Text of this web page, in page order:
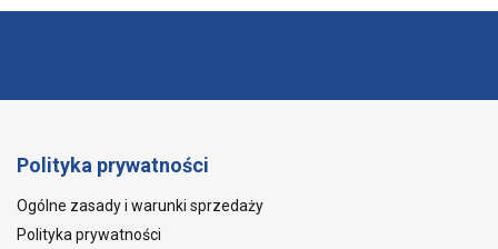
Polityka prywatności
Ogólne zasady i warunki sprzedaży
Polityka prywatności